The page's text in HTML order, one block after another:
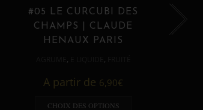
#05 LE CURCUBI DES
CHAMPS | CLAUDE
HENAUX PARIS
, ,
A partir de 6,90€
CHOIX DES OPTIONS